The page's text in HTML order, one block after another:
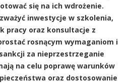
się na ich wdrożenie.
inwestycje w szkolenia,
pracy oraz konsultacje z
rosnącym wymaganiom i
za nieprzestrzeganie
na celu poprawę warunków
oraz dostosowanie